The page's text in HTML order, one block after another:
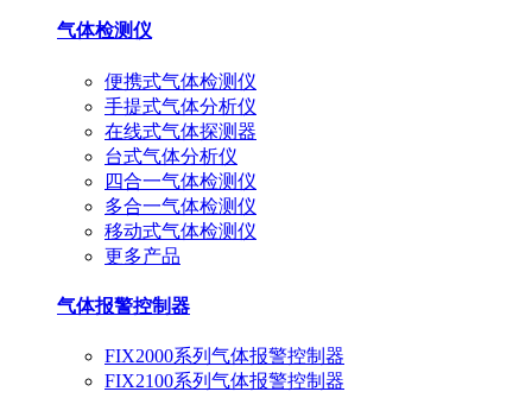
气体检测仪
便携式气体检测仪
手提式气体分析仪
在线式气体探测器
台式气体分析仪
四合一气体检测仪
多合一气体检测仪
移动式气体检测仪
更多产品
气体报警控制器
FIX2000系列气体报警控制器
FIX2100系列气体报警控制器